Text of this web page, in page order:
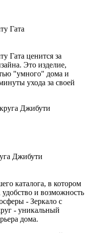
Гата
Гата ценится за
Это изделие,
"умного" дома и
ухода за своей
Джибути
каталога, в котором
и возможность
- Зеркало с
- уникальный
дома.